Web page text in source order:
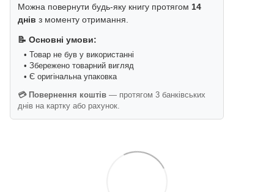
Можна повернути будь-яку книгу протягом 14
днів з моменту отримання.
📝 Основні умови:
• Товар не був у використанні
• Збережено товарний вигляд
• Є оригінальна упаковка
💳 Повернення коштів — протягом 3 банківських
днів на картку або рахунок.